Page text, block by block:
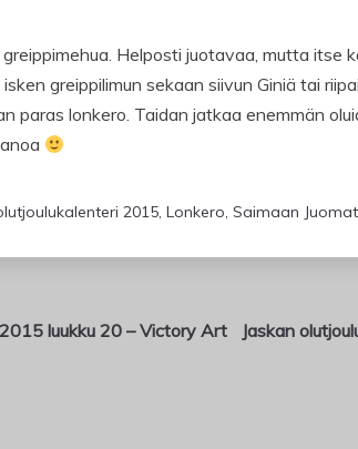
Helposti juotavaa, mutta itse
isken greippilimun sekaan siivun Giniä tai
paras lonkero. Taidan jatkaa enemmän
2015, Lonkero, Saimaan
luukku 20 – Victory Art
Jaskan